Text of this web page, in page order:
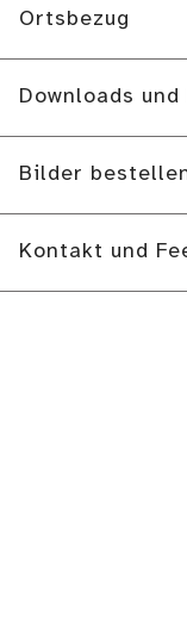
Ortsbezug
Downloads und
Bilder
Kontakt und